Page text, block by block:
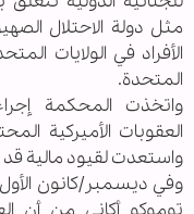
مثل دولة الاحتلال
الأفراد في الولايات
المتحدة.
واتخذت المحكمة
واستعدت لقيود مالية